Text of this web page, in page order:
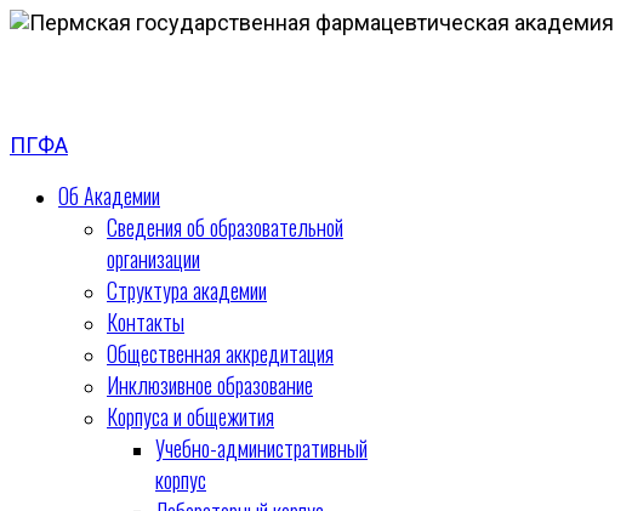
ПГФА
Об Академии
Сведения об образовательной
организации
Структура академии
Контакты
Общественная аккредитация
Инклюзивное образование
Корпуса и общежития
Учебно-административный
корпус